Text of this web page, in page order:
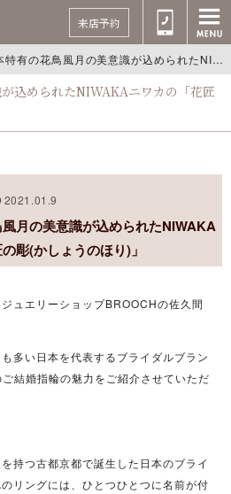
来店予約
の花鳥風月の美意識が込められたNIWAKAニワカの「花匠の彫(かしょうのほり)」
込められたNIWAKAニワカの「花匠
2021.01.9
月の美意識が込められたNIWAKA
彫(かしょうのほり)」
ュエリーショップBROOCHの佐久間
多い日本を代表するブライダルブラン
結婚指輪の魅力をご紹介させていただ
持つ古都京都で誕生した日本のブライ
リングには、ひとつひとつに名前が付